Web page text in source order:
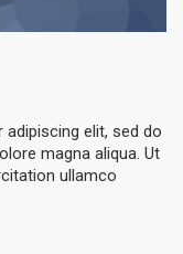
elit, sed do
magna aliqua. Ut
ullamco